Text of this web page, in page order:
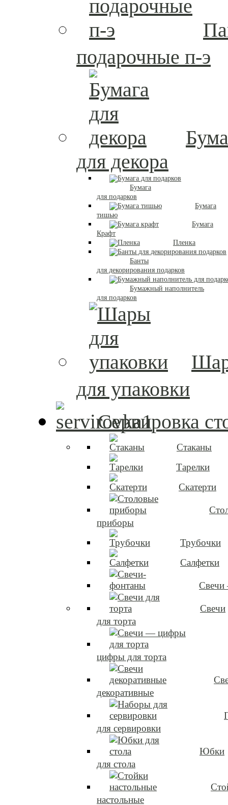
подарочные п-э
для декора
Бумага
для подарков
Бумага
тишью
Бумага
Крафт
Пленка
Банты
для декорирования подарков
Бумажный наполнитель
для подарков
для упаковки
Сервировка
Стаканы
Тарелки
Скатерти
приборы
Трубочки
Салфетки
Свечи
Свечи
для торта
цифры для торта
декоративные
для сервировки
Юбки
для стола
настольные